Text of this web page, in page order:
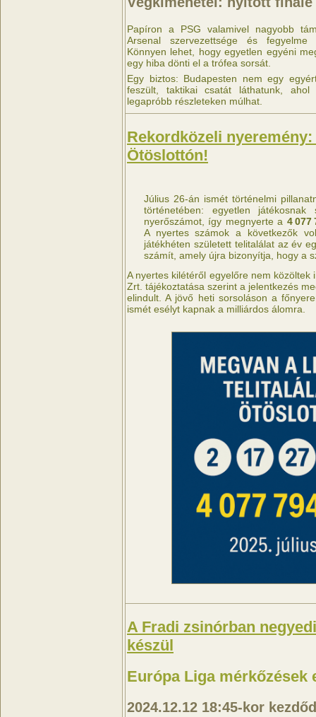
Papíron a PSG valamivel nagyobb
Arsenal szervezettsége és fegyelme
Könnyen lehet, hogy egyetlen egyéni
egy hiba dönti el a trófea sorsát.
Egy biztos: Budapesten nem egy
feszült, taktikai csatát láthatunk,
legapróbb részleteken múlhat.
Rekordközeli
Ötöslottón!
Július 26-án ismét történelmi
történetében: egyetlen
nyerőszámot, így megnyerte a 4 077
A nyertes számok a következők
játékhéten született telitalálat az év
számít, amely újra bizonyítja, hogy a
A nyertes kilétéről egyelőre nem
Zrt. tájékoztatása szerint a jelentkezés
elindult. A jövő heti sorsoláson a
ismét esélyt kapnak a milliárdos álomra.
A Fradi zsinórban
készül
Európa Liga mérkőzések
2024.12.12 18:45-kor